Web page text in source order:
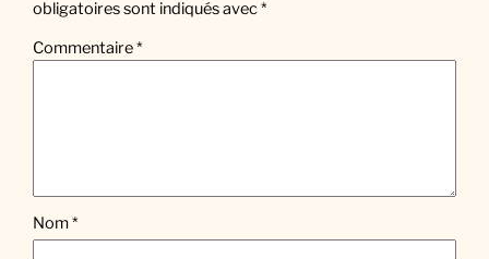
obligatoires sont indiqués avec*
Commentaire*
Nom*